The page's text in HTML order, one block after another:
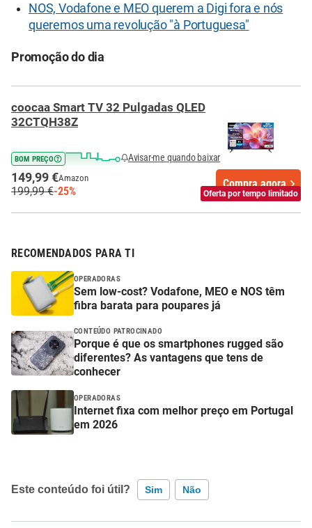
NOS, Vodafone e MEO querem a Digi fora e nós
queremos uma revolução "à Portuguesa"
Promoção do dia
Oferta por tempo limitado
coocaa Smart TV 32 Pulgadas QLED
32CTQH38Z
BOM PREÇO Avisar-me quando baixar
149,99 €Amazon
199,99 €-25%
Compra agora
RECOMENDADOS PARA TI
OPERADORAS
Sem low-cost? Vodafone, MEO e NOS têm
fibra barata para poupares já
CONTEÚDO PATROCINADO
Porque é que os smartphones rugged são
diferentes? As vantagens que tens de
conhecer
OPERADORAS
Internet fixa com melhor preço em Portugal
em 2026
Este conteúdo foi útil? Sim Não